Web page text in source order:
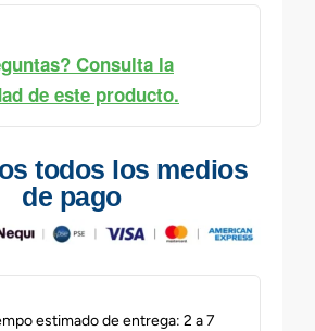
Consulta la
de este producto.
todos los medios
de pago
estimado de entrega: 2 a 7